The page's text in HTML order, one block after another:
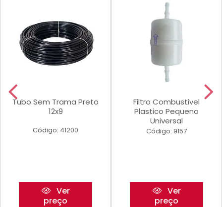
Tubo Sem Trama Preto
12x9
Código: 41200
Ver
preço
Filtro Combustivel
Plastico Pequeno
Universal
Código: 9157
Ver
preço